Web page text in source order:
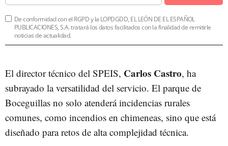
De conformidad con el RGPD y la LOPDGDD, EL LEÓN DE EL ESPAÑOL
PUBLICACIONES, S.A. tratará los datos facilitados con la finalidad de remitirle
noticias de actualidad.
El director técnico del SPEIS, Carlos Castro, ha
subrayado la versatilidad del servicio. El parque de
Boceguillas no solo atenderá incidencias rurales
comunes, como incendios en chimeneas, sino que está
diseñado para retos de alta complejidad técnica.